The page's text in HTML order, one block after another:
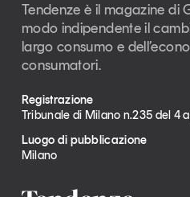
Tendenze è il magazine di
modo indipendente il
largo consumo e
consumatori.
Registrazione
Tribunale di Milano n.235 del 4
Luogo di pubblicazione
Milano